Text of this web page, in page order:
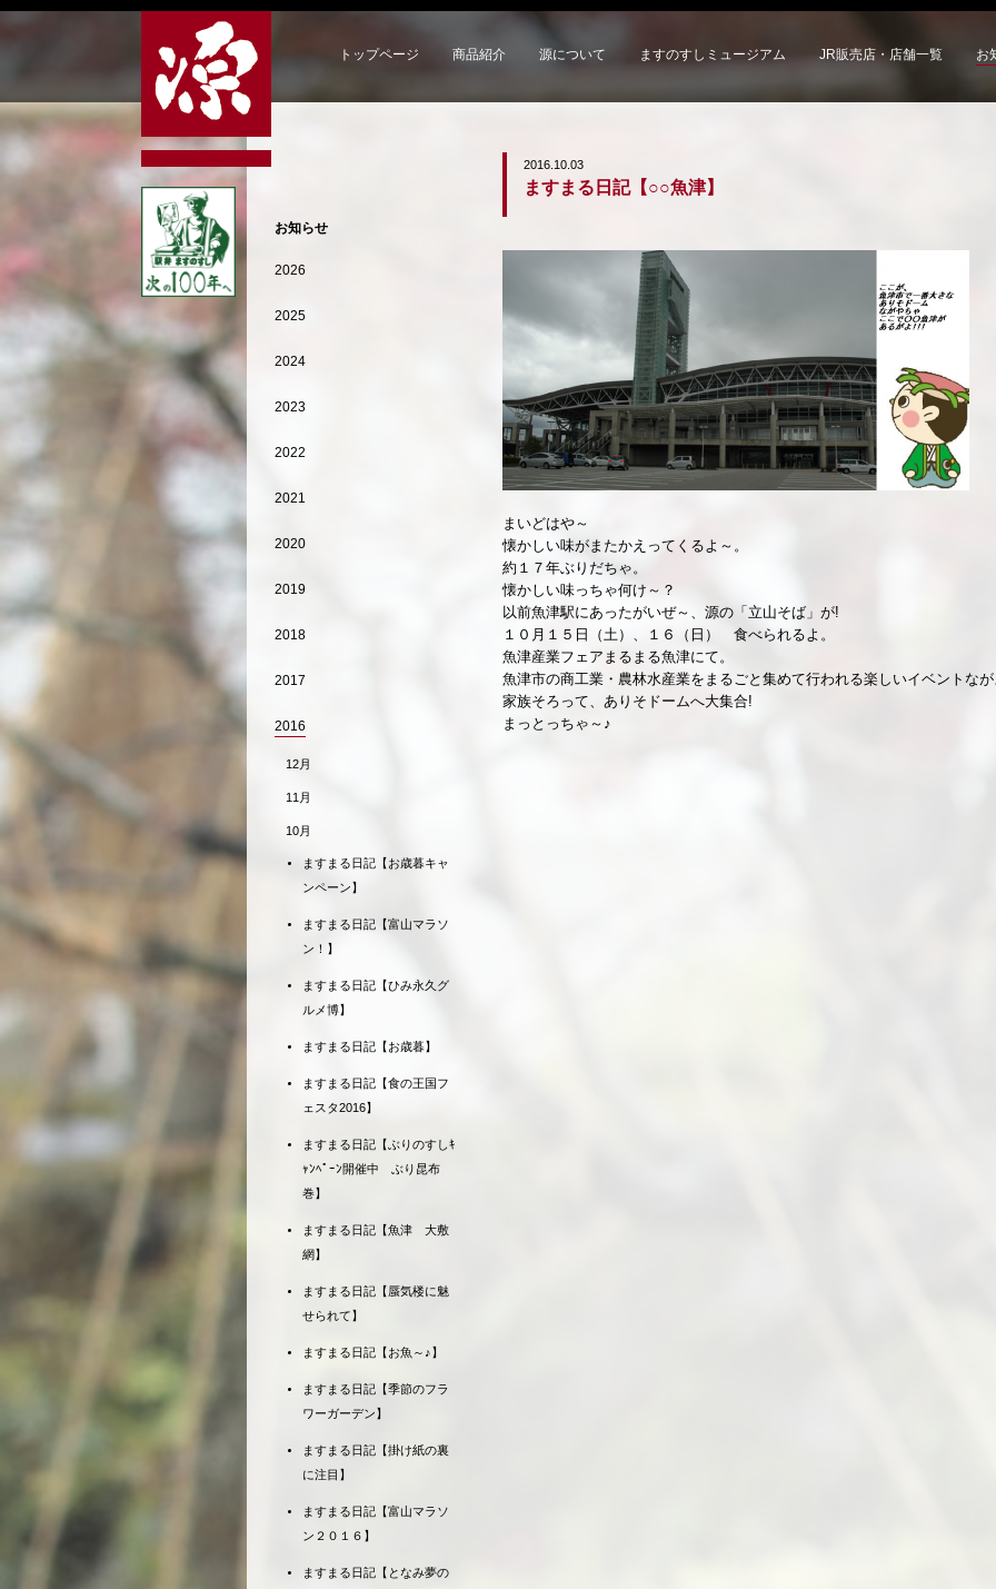
トップページ 商品紹介 源について ますのすしミュージアム JR販売店・店舗一覧 お
2016.10.03
ますまる日記【○○魚津】
まいどはや～
懐かしい味がまたかえってくるよ～。
約１７年ぶりだちゃ。
懐かしい味っちゃ何け～？
以前魚津駅にあったがいぜ～、源の「立山そば」が!
１０月１５日（土）、１６（日） 食べられるよ。
魚津産業フェアまるまる魚津にて。
魚津市の商工業・農林水産業をまるごと集めて行われる楽しいイベントな
家族そろって、ありそドームへ大集合!
まっとっちゃ～♪
お知らせ
2026
2025
2024
2023
2022
2021
2020
2019
2018
2017
2016
12月
11月
10月
ますまる日記【お歳暮キャ
ンペーン】
ますまる日記【富山マラソ
ン！】
ますまる日記【ひみ永久グ
ルメ博】
ますまる日記【お歳暮】
ますまる日記【食の王国フ
ェスタ2016】
ますまる日記【ぶりのすしｷ
ｬﾝﾍﾟｰﾝ開催中 ぶり昆布
巻】
ますまる日記【魚津 大敷
網】
ますまる日記【蜃気楼に魅
せられて】
ますまる日記【お魚～♪】
ますまる日記【季節のフラ
ワーガーデン】
ますまる日記【掛け紙の裏
に注目】
ますまる日記【富山マラソ
ン２０１６】
ますまる日記【となみ夢の